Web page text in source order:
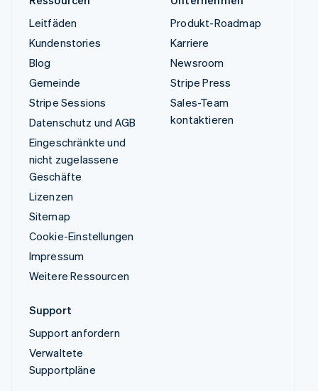
Leitfäden
Kundenstories
Blog
Gemeinde
Stripe Sessions
Datenschutz und AGB
Eingeschränkte und
nicht zugelassene
Geschäfte
Lizenzen
Sitemap
Cookie-Einstellungen
Impressum
Weitere Ressourcen
Produkt-Roadmap
Karriere
Newsroom
Stripe Press
Sales-Team
kontaktieren
Support
Support anfordern
Verwaltete
Supportpläne